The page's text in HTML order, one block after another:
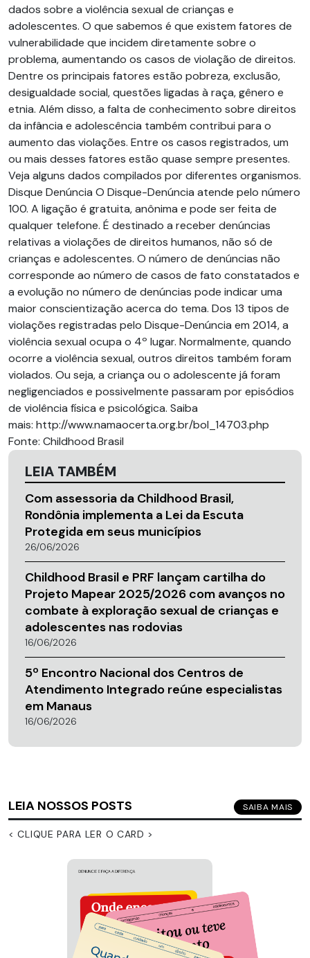
dados sobre a violência sexual de crianças e
adolescentes. O que sabemos é que existem fatores de
vulnerabilidade que incidem diretamente sobre o
problema, aumentando os casos de violação de direitos.
Dentre os principais fatores estão pobreza, exclusão,
desigualdade social, questões ligadas à raça, gênero e
etnia. Além disso, a falta de conhecimento sobre direitos
da infância e adolescência também contribui para o
aumento das violações. Entre os casos registrados, um
ou mais desses fatores estão quase sempre presentes.
Veja alguns dados compilados por diferentes organismos.
Disque Denúncia O Disque-Denúncia atende pelo número
100. A ligação é gratuita, anônima e pode ser feita de
qualquer telefone. É destinado a receber denúncias
relativas a violações de direitos humanos, não só de
crianças e adolescentes. O número de denúncias não
corresponde ao número de casos de fato constatados e
a evolução no número de denúncias pode indicar uma
maior conscientização acerca do tema. Dos 13 tipos de
violações registradas pelo Disque-Denúncia em 2014, a
violência sexual ocupa o 4º lugar. Normalmente, quando
ocorre a violência sexual, outros direitos também foram
violados. Ou seja, a criança ou o adolescente já foram
negligenciados e possivelmente passaram por episódios
de violência física e psicológica. Saiba
mais: http://www.namaocerta.org.br/bol_14703.php
Fonte: Childhood Brasil
LEIA TAMBÉM
Com assessoria da Childhood Brasil,
Rondônia implementa a Lei da Escuta
Protegida em seus municípios
26/06/2026
Childhood Brasil e PRF lançam cartilha do
Projeto Mapear 2025/2026 com avanços no
combate à exploração sexual de crianças e
adolescentes nas rodovias
16/06/2026
5º Encontro Nacional dos Centros de
Atendimento Integrado reúne especialistas
em Manaus
16/06/2026
LEIA NOSSOS POSTS SAIBA MAIS
< CLIQUE PARA LER O CARD >